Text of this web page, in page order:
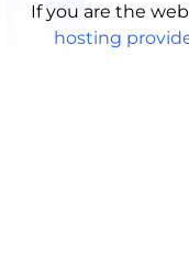
If you are the
hosting